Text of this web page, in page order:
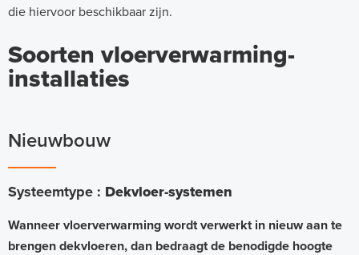
die hiervoor beschikbaar zijn.
Soorten vloerverwarming-
installaties
Nieuwbouw
Systeemtype : Dekvloer-systemen
Wanneer vloerverwarming wordt verwerkt in nieuw aan te
brengen dekvloeren, dan bedraagt de benodigde hoogte